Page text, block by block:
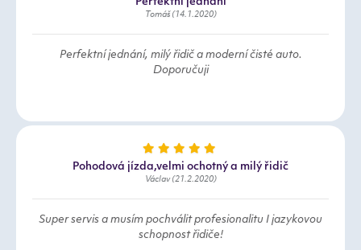
Tomáš (14.1.2020)
Perfektní jednání, milý řidič a moderní čisté auto.
Doporučuji
Pohodová jízda,velmi ochotný a milý řidič
Václav (21.2.2020)
Super servis a musím pochválit profesionalitu I jazykovou
schopnost řidiče!